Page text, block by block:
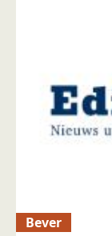
Bever